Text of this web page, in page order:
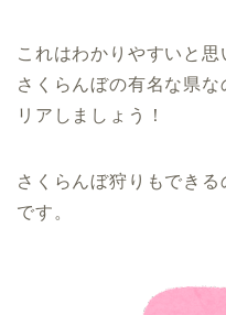
これはわかりやすいと思
さくらんぼの有名な県な
リアしましょう！
さくらんぼ狩りもでき
です。